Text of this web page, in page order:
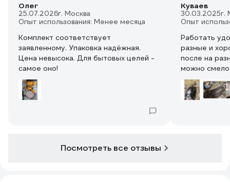
Олег
25.07.2026г. Москва
Опыт использования: Менее месяца
Комплект соответствует
заявленному. Упаковка надёжная.
Цена невысока. Для бытовых целей -
самое оно!
Куваев
30.03.2025г.
Опыт
Работать
разные и
после на
можно смело
протирает
Посмотреть все отзывы